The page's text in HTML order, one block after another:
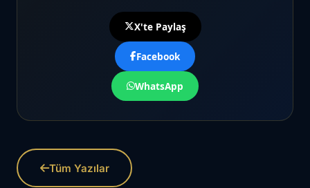
X'te Paylaş
Facebook
WhatsApp
Tüm Yazılar